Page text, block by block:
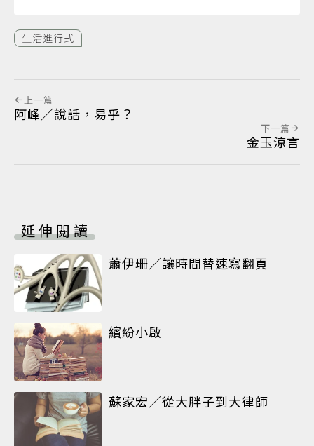
生活進行式
上一篇
阿峰／說話，易乎？
下一篇
金玉涼言
延伸閱讀
蕭伊珊／讓時間替速寫翻頁
繽紛小啟
蘇家宏／從大胖子到大律師